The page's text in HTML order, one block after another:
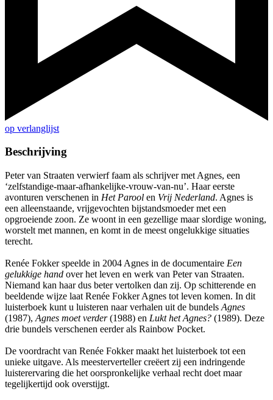
op verlanglijst
Beschrijving
Peter van Straaten verwierf faam als schrijver met Agnes, een
‘zelfstandige-maar-afhankelijke-vrouw-van-nu’. Haar eerste
avonturen verschenen in Het Parool en Vrij Nederland. Agnes is
een alleenstaande, vrijgevochten bijstandsmoeder met een
opgroeiende zoon. Ze woont in een gezellige maar slordige woning,
worstelt met mannen, en komt in de meest ongelukkige situaties
terecht.
Renée Fokker speelde in 2004 Agnes in de documentaire Een
gelukkige hand over het leven en werk van Peter van Straaten.
Niemand kan haar dus beter vertolken dan zij. Op schitterende en
beeldende wijze laat Renée Fokker Agnes tot leven komen. In dit
luisterboek kunt u luisteren naar verhalen uit de bundels Agnes
(1987), Agnes moet verder(1988) en Lukt het Agnes? (1989). Deze
drie bundels verschenen eerder als Rainbow Pocket.
De voordracht van Renée Fokker maakt het luisterboek tot een
unieke uitgave. Als meesterverteller creëert zij een indringende
luisterervaring die het oorspronkelijke verhaal recht doet maar
tegelijkertijd ook overstijgt.